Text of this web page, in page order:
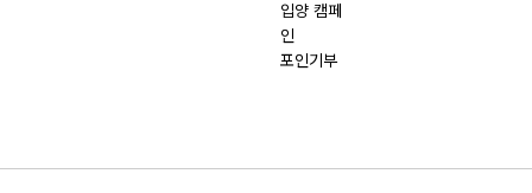
입양 캠페
인
포인기부